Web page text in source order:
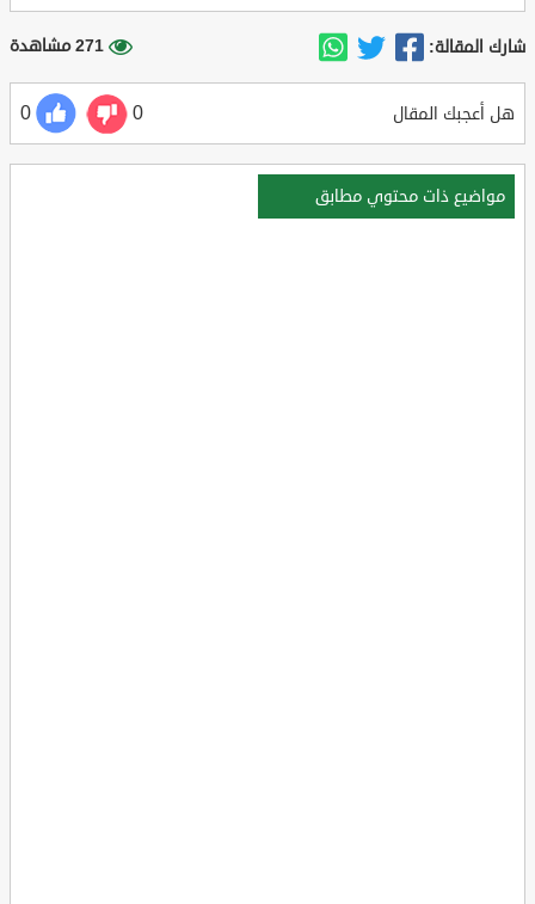
شارك المقالة: 271 مشاهدة
هل أعجبك المقال 0
0
مواضيع ذات محتوي مطابق